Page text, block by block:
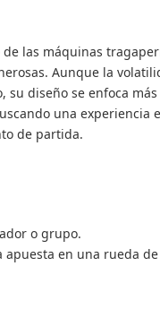
las máquinas
Aunque la
diseño se enfoca
una experiencia
de partida.
o grupo.
en una rueda